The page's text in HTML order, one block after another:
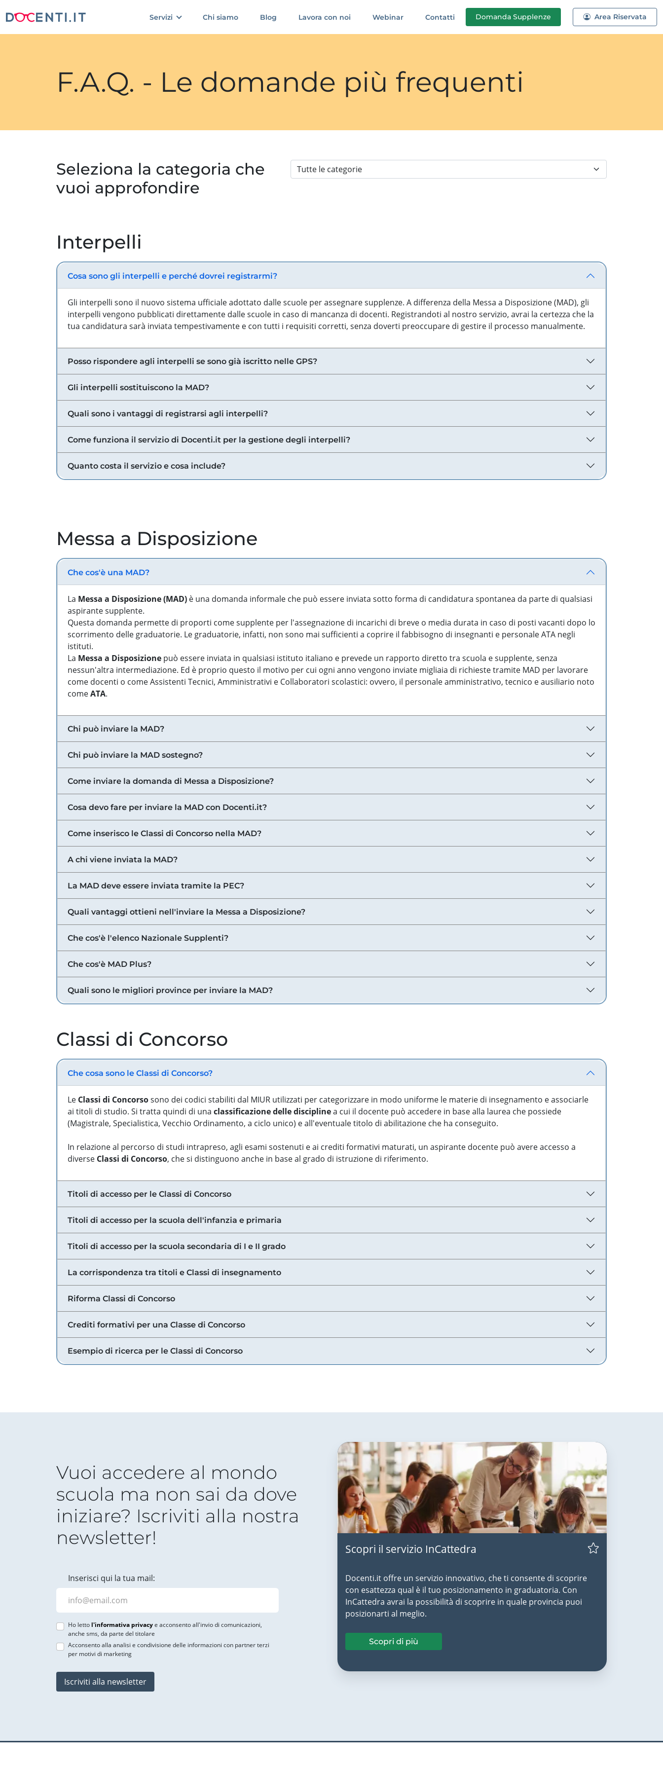
Servizi Chi siamo Blog Lavora con noi Webinar Contatti Domanda Supplenze Area Riservata
F.A.Q. - Le domande più frequenti
Seleziona la categoria che
vuoi approfondire
Interpelli
Cosa sono gli interpelli e perché dovrei registrarmi?
Gli interpelli sono il nuovo sistema ufficiale adottato dalle scuole per assegnare supplenze. A differenza della Messa a Disposizione (MAD), gli
interpelli vengono pubblicati direttamente dalle scuole in caso di mancanza di docenti. Registrandoti al nostro servizio, avrai la certezza che la
tua candidatura sarà inviata tempestivamente e con tutti i requisiti corretti, senza doverti preoccupare di gestire il processo manualmente.
Posso rispondere agli interpelli se sono già iscritto nelle GPS?
Gli interpelli sostituiscono la MAD?
Quali sono i vantaggi di registrarsi agli interpelli?
Come funziona il servizio di Docenti.it per la gestione degli interpelli?
Quanto costa il servizio e cosa include?
Messa a Disposizione
Che cos'è una MAD?
La Messa a Disposizione (MAD) è una domanda informale che può essere inviata sotto forma di candidatura spontanea da parte di qualsiasi
aspirante supplente.
Questa domanda permette di proporti come supplente per l'assegnazione di incarichi di breve o media durata in caso di posti vacanti dopo lo
scorrimento delle graduatorie. Le graduatorie, infatti, non sono mai sufficienti a coprire il fabbisogno di insegnanti e personale ATA negli
istituti.
La Messa a Disposizione può essere inviata in qualsiasi istituto italiano e prevede un rapporto diretto tra scuola e supplente, senza
nessun'altra intermediazione. Ed è proprio questo il motivo per cui ogni anno vengono inviate migliaia di richieste tramite MAD per lavorare
come docenti o come Assistenti Tecnici, Amministrativi e Collaboratori scolastici: ovvero, il personale amministrativo, tecnico e ausiliario noto
comeATA.
Chi può inviare la MAD?
Chi può inviare la MAD sostegno?
Come inviare la domanda di Messa a Disposizione?
Cosa devo fare per inviare la MAD con Docenti.it?
Come inserisco le Classi di Concorso nella MAD?
A chi viene inviata la MAD?
La MAD deve essere inviata tramite la PEC?
Quali vantaggi ottieni nell'inviare la Messa a Disposizione?
Che cos'è l'elenco Nazionale Supplenti?
Che cos'è MAD Plus?
Quali sono le migliori province per inviare la MAD?
Classi di Concorso
Che cosa sono le Classi di Concorso?
Le Classi di Concorsosono dei codici stabiliti dal MIUR utilizzati per categorizzare in modo uniforme le materie di insegnamento e associarle
ai titoli di studio. Si tratta quindi di una classificazione delle disciplinea cui il docente può accedere in base alla laurea che possiede
(Magistrale, Specialistica, Vecchio Ordinamento, a ciclo unico) e all'eventuale titolo di abilitazione che ha conseguito.
In relazione al percorso di studi intrapreso, agli esami sostenuti e ai crediti formativi maturati, un aspirante docente può avere accesso a
diverse Classi di Concorso, che si distinguono anche in base al grado di istruzione di riferimento.
Titoli di accesso per le Classi di Concorso
Titoli di accesso per la scuola dell'infanzia e primaria
Titoli di accesso per la scuola secondaria di I e II grado
La corrispondenza tra titoli e Classi di insegnamento
Riforma Classi di Concorso
Crediti formativi per una Classe di Concorso
Esempio di ricerca per le Classi di Concorso
Vuoi accedere al mondo
scuola ma non sai da dove
iniziare? Iscriviti alla nostra
newsletter!
Inserisci qui la tua mail:
Ho letto l'informativa privacye acconsento all'invio di comunicazioni,
anche sms, da parte del titolare
Acconsento alla analisi e condivisione delle informazioni con partner terzi
per motivi di marketing
Iscriviti alla newsletter
Scopri il servizio InCattedra
Docenti.it offre un servizio innovativo, che ti consente di scoprire
con esattezza qual è il tuo posizionamento in graduatoria. Con
InCattedra avrai la possibilità di scoprire in quale provincia puoi
posizionarti al meglio.
Scopri di più